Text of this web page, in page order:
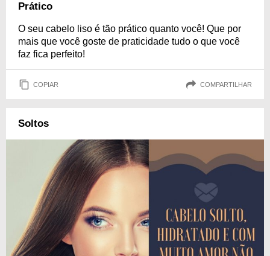
Prático
O seu cabelo liso é tão prático quanto você! Que por
mais que você goste de praticidade tudo o que você
faz fica perfeito!
COPIAR COMPARTILHAR
Soltos